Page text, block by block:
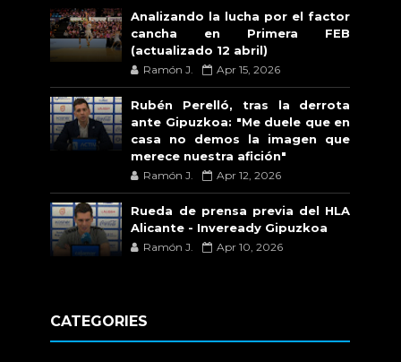
Analizando la lucha por el factor
cancha en Primera FEB
(actualizado 12 abril)
Ramón J. Apr 15, 2026
Rubén Perelló, tras la derrota
ante Gipuzkoa: "Me duele que en
casa no demos la imagen que
merece nuestra afición"
Ramón J. Apr 12, 2026
Rueda de prensa previa del HLA
Alicante - Inveready Gipuzkoa
Ramón J. Apr 10, 2026
CATEGORIES